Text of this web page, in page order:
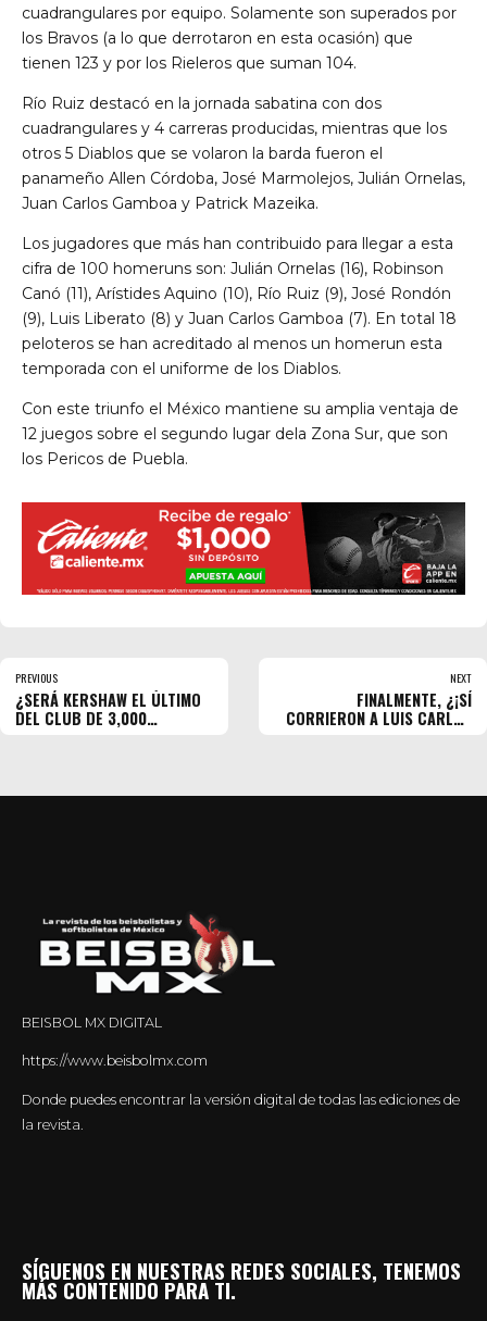
cuadrangulares por equipo. Solamente son superados por
los Bravos (a lo que derrotaron en esta ocasión) que
tienen 123 y por los Rieleros que suman 104.
Río Ruiz destacó en la jornada sabatina con dos
cuadrangulares y 4 carreras producidas, mientras que los
otros 5 Diablos que se volaron la barda fueron el
panameño Allen Córdoba, José Marmolejos, Julián Ornelas,
Juan Carlos Gamboa y Patrick Mazeika.
Los jugadores que más han contribuido para llegar a esta
cifra de 100 homeruns son: Julián Ornelas (16), Robinson
Canó (11), Arístides Aquino (10), Río Ruiz (9), José Rondón
(9), Luis Liberato (8) y Juan Carlos Gamboa (7). En total 18
peloteros se han acreditado al menos un homerun esta
temporada con el uniforme de los Diablos.
Con este triunfo el México mantiene su amplia ventaja de
12 juegos sobre el segundo lugar dela Zona Sur, que son
los Pericos de Puebla.
PREVIOUS
¿SERÁ KERSHAW EL ÚLTIMO
DEL CLUB DE 3,000
NEXT
FINALMENTE, ¿¡SÍ
CORRIERON A LUIS CARLOS
BEISBOL MX DIGITAL
https://www.beisbolmx.com
Donde puedes encontrar la versión digital de todas las ediciones de
la revista.
SÍGUENOS EN NUESTRAS REDES SOCIALES, TENEMOS
MÁS CONTENIDO PARA TI.